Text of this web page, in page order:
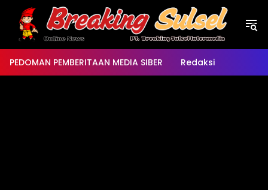
Langsung
konten
PEDOMAN PEMBERITAAN MEDIA SIBER Redaksi